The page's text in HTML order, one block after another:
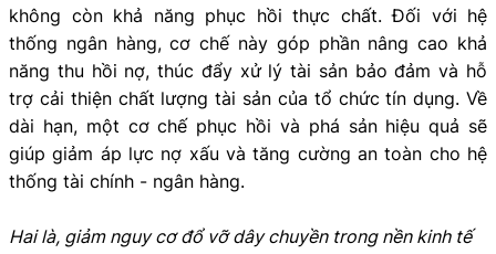
không còn khả năng phục hồi thực chất. Đối với hệ
thống ngân hàng, cơ chế này góp phần nâng cao khả
năng thu hồi nợ, thúc đẩy xử lý tài sản bảo đảm và hỗ
trợ cải thiện chất lượng tài sản của tổ chức tín dụng. Về
dài hạn, một cơ chế phục hồi và phá sản hiệu quả sẽ
giúp giảm áp lực nợ xấu và tăng cường an toàn cho hệ
thống tài chính - ngân hàng.
Hai là, giảm nguy cơ đổ vỡ dây chuyền trong nền kinh tế